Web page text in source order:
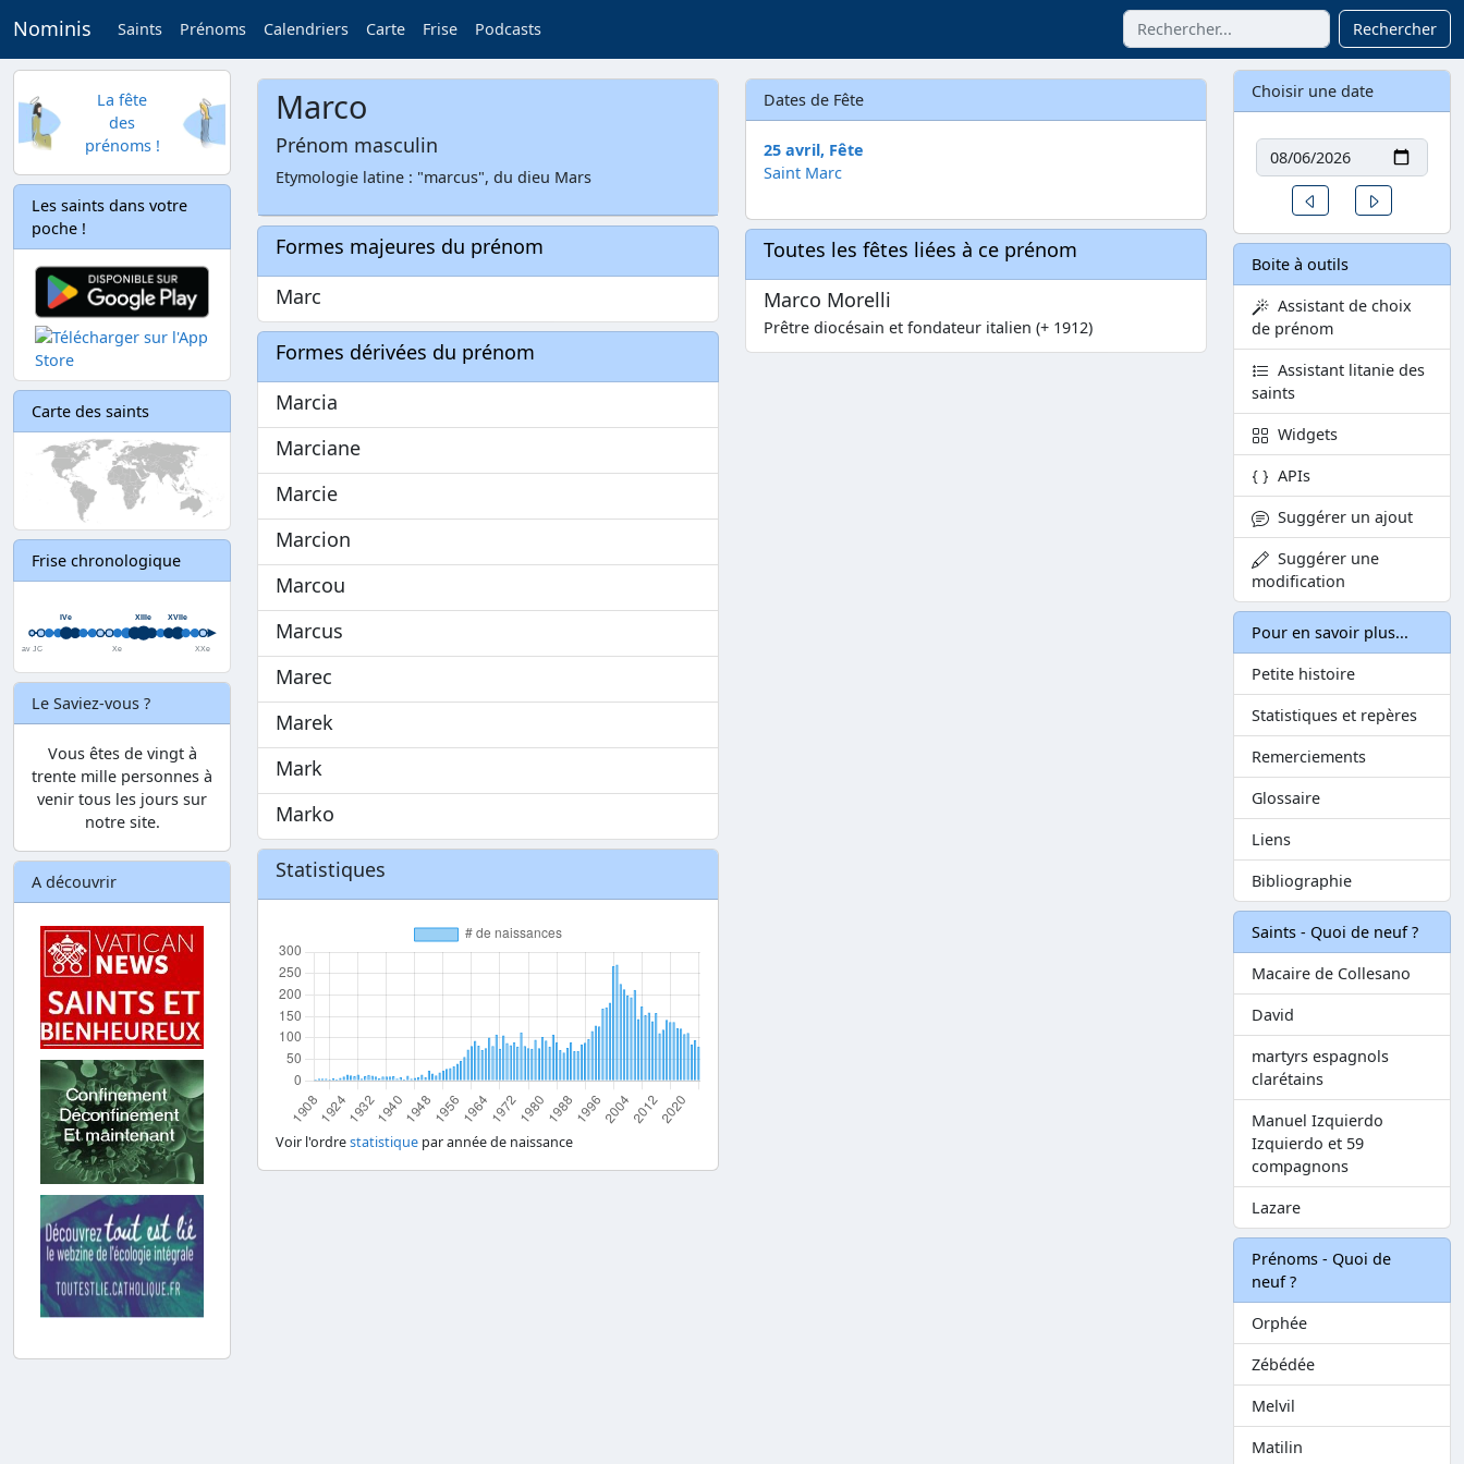
Nominis Saints Prénoms Calendriers Carte Frise Podcasts Rechercher
La fête
des
prénoms !
Les saints dans votre
poche !
Carte des saints
Frise chronologique
Le Saviez-vous ?
Vous êtes de vingt à
trente mille personnes à
venir tous les jours sur
notre site.
A découvrir
Marco
Prénom masculin
Etymologie latine : "marcus", du dieu Mars
Formes majeures du prénom
Marc
Formes dérivées du prénom
Marcia
Marciane
Marcie
Marcion
Marcou
Marcus
Marec
Marek
Mark
Marko
Statistiques
Voir l'ordrestatistique par année de naissance
Dates de Fête
25 avril, Fête
Saint Marc
Toutes les fêtes liées à ce prénom
Marco Morelli
Prêtre diocésain et fondateur italien (+ 1912)
Choisir une date
Date
Un jour avant
Boite à outils
Assistant de choix
de prénom
Assistant litanie des
saints
Widgets
APIs
Suggérer un ajout
Suggérer une
modification
Pour en savoir plus...
Petite histoire
Statistiques et repères
Remerciements
Glossaire
Liens
Bibliographie
Saints - Quoi de neuf ?
Macaire de Collesano
David
martyrs espagnols
clarétains
Manuel Izquierdo
Izquierdo et 59
compagnons
Lazare
Prénoms - Quoi de
neuf ?
Orphée
Zébédée
Melvil
Matilin